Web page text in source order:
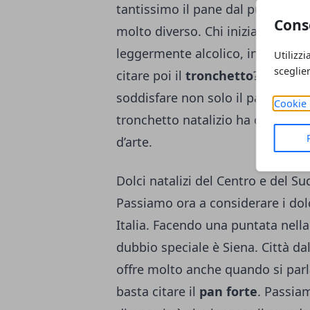
Cookie
tantissimo il pane dal punto di
molto diverso. Chi inizia questo
leggermente alcolico, insolito
citare poi il tronchetto? Ecco
soddisfare non solo il palato,
tronchetto natalizio ha delle
d’arte.
Dolci natalizi del Centro e del
Passiamo ora a considerare i
Italia. Facendo una puntata
dubbio speciale è Siena. Città
offre molto anche quando si
basta citare il pan forte.